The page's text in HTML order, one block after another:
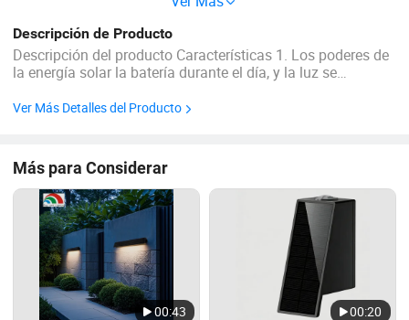
Descripción de Producto
Descripción del producto Características 1. Los poderes de
la energía solar la batería durante el día, y la luz se
inteligente, de gran capacidad de la batería. 3. Cuerpo de la
Ver Más Detalles del Producto
Más para Considerar
00:43 00:20